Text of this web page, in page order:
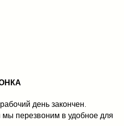
день закончен.
перезвоним в удобное для